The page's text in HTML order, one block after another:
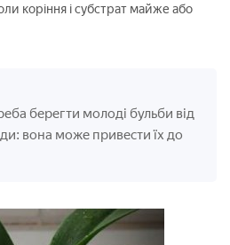
коріння і субстрат майже або
берегти молоді бульби від
вона може привести їх до